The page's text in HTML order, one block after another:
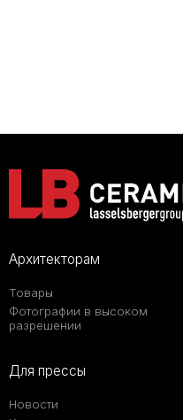
Архитекторам
Товары
Фотографии в высоком
разрешении
Для прессы
Новости